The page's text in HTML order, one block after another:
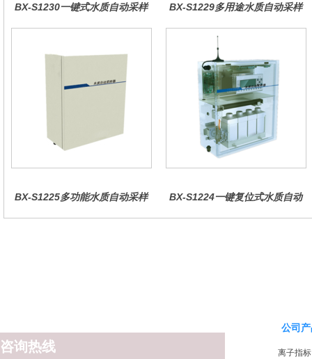
BX-S1230一键式水质自动采样
BX-S1229多用途水质自动采样
BX-S1225多功能水质自动采样
BX-S1224一键复位式水质自动
咨询热线
公司
离子指标